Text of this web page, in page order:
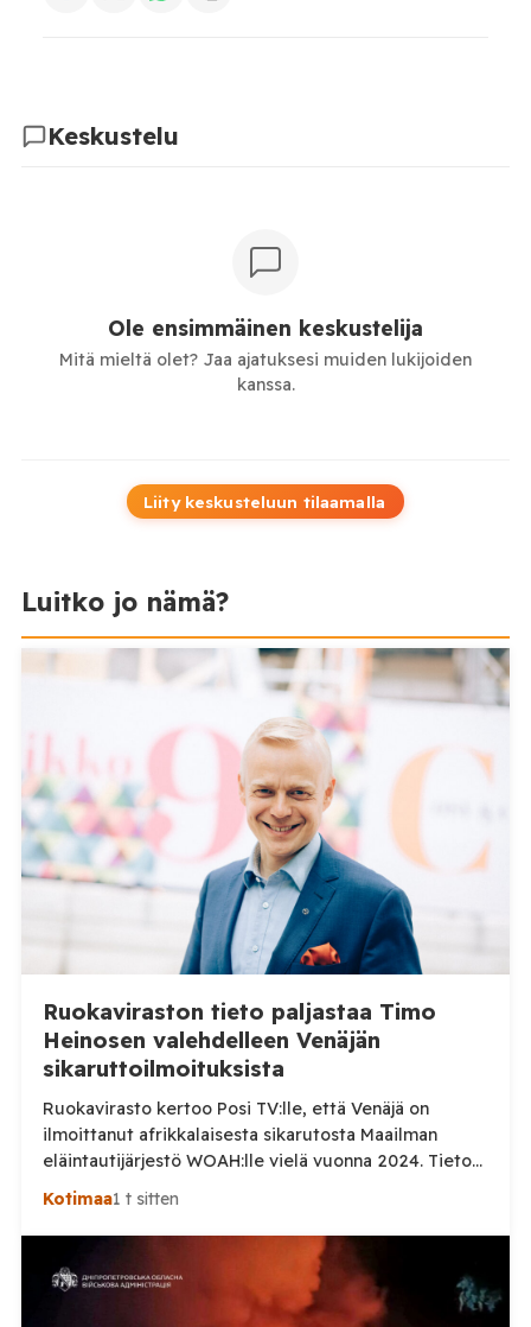
Keskustelu
Ole ensimmäinen keskustelija
Mitä mieltä olet? Jaa ajatuksesi muiden lukijoiden
kanssa.
Liity keskusteluun tilaamalla
Luitko jo nämä?
Ruokaviraston tieto paljastaa Timo
Heinosen valehdelleen Venäjän
sikaruttoilmoituksista
Ruokavirasto kertoo Posi TV:lle, että Venäjä on
ilmoittanut afrikkalaisesta sikarutosta Maailman
eläintautijärjestö WOAH:lle vielä vuonna 2024. Tieto
haastaa kokoomuksen kansanedustaja Timo Heinosen
sikaruttoilmoituksista. Suomi on puolestaan
ilmoittanut tuoreesta Virolahden tapauksesta sekä
WOAH:n kautta että suoraan Venäjän
eläinlääkintäviranomaisille. Ruokavirasto kertoi Posi
Kotimaa1 t sitten